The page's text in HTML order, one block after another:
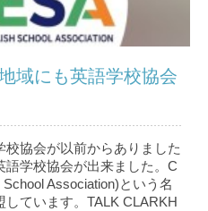
域にも英語学校協会
協会が以前からありました
学校協会が出来ました。C
Association)という名
ています。TALK CLARKH